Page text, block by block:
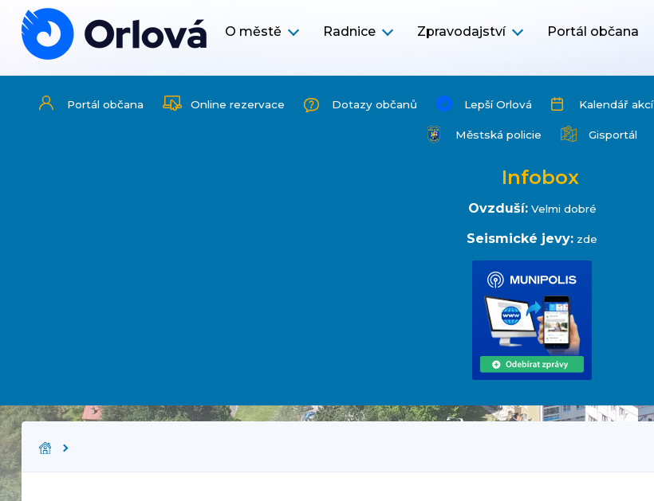
O městě Radnice Zpravodajství Portál občana
Portál občana Online rezervace Dotazy občanů Lepší Orlová Kalendář akcí
Městská policie Gisportál
Infobox
Ovzduší: Velmi dobré
Seismické jevy: zde